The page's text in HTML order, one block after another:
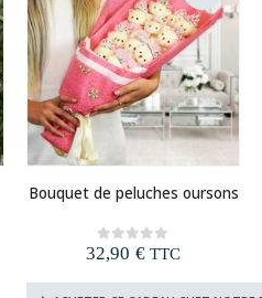
Bouquet de peluches oursons
0 out of 5
32,90 € TTC